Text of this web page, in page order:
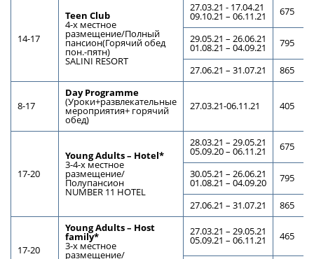
14-17
Teen Club
4-х местное
размещение/Полный
пансион(Горячий обед
пон.-пятн)
SALINI RESORT
27.03.21 - 17.04.21
09.10.21 – 06.11.21 675
29.05.21 – 26.06.21
01.08.21 – 04.09.21 795
27.06.21 – 31.07.21 865
8-17
Day Programme
(Уроки+развлекательные
мероприятия+ горячий
обед)
27.03.21-06.11.21 405
17-20
Young Adults – Hotel*
3-4-х местное
размещение/
Полупансион
NUMBER 11 HOTEL
28.03.21 – 29.05.21
05.09.20 – 06.11.21 675
30.05.21 – 26.06.21
01.08.21 – 04.09.20 795
27.06.21 – 31.07.21 865
17-20
Young Adults – Host
family*
3-х местное
размещение/
27.03.21 – 29.05.21
05.09.21 – 06.11.21 465